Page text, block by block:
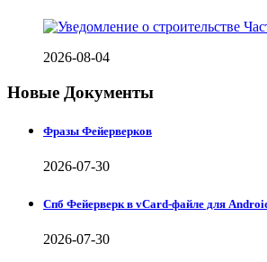
2026-08-04
Новые Документы
Фразы Фейерверков
2026-07-30
Спб Фейерверк в vCard-файле для
2026-07-30